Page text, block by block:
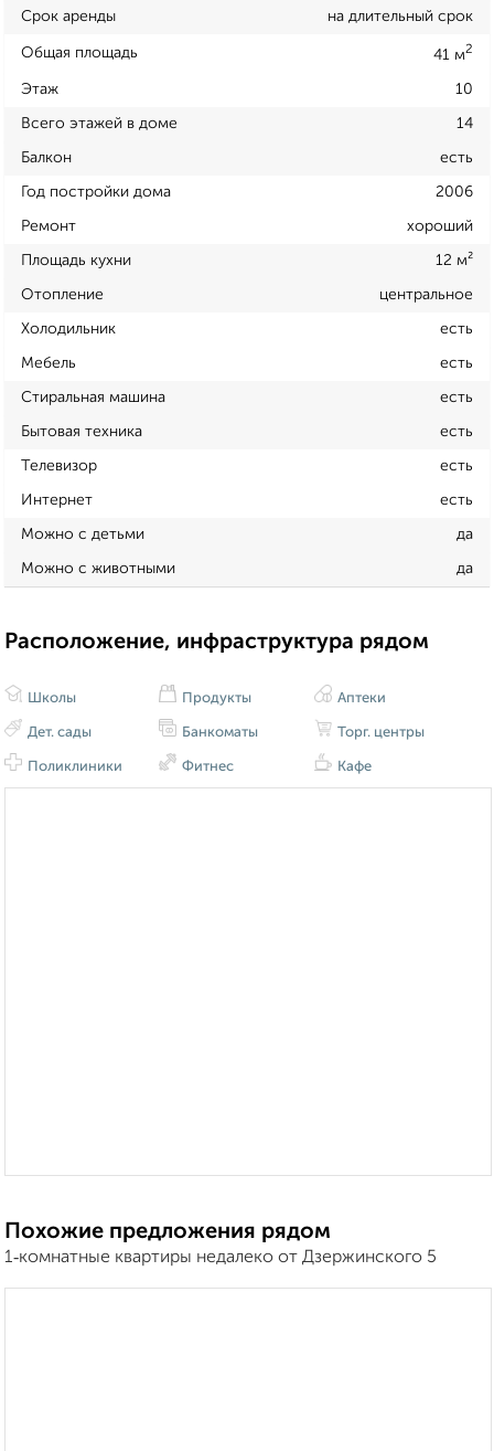
Срок аренды на длительный срок
Общая площадь 41 м2
Этаж 10
Всего этажей в доме 14
Балкон есть
Год постройки дома 2006
Ремонт хороший
Площадь кухни 12 м²
Отопление центральное
Холодильник есть
Мебель есть
Стиральная машина есть
Бытовая техника есть
Телевизор есть
Интернет есть
Можно с детьми да
Можно с животными да
Расположение, инфраструктура рядом
Школы
Дет. сады
Поликлиники
Продукты
Банкоматы
Фитнес
Аптеки
Торг. центры
Кафе
Похожие предложения рядом
1‑комнатные квартиры недалеко от Дзержинского 5